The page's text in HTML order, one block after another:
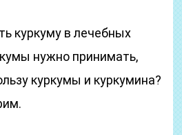
куркуму в лечебных
нужно принимать,
куркумы и куркумина?